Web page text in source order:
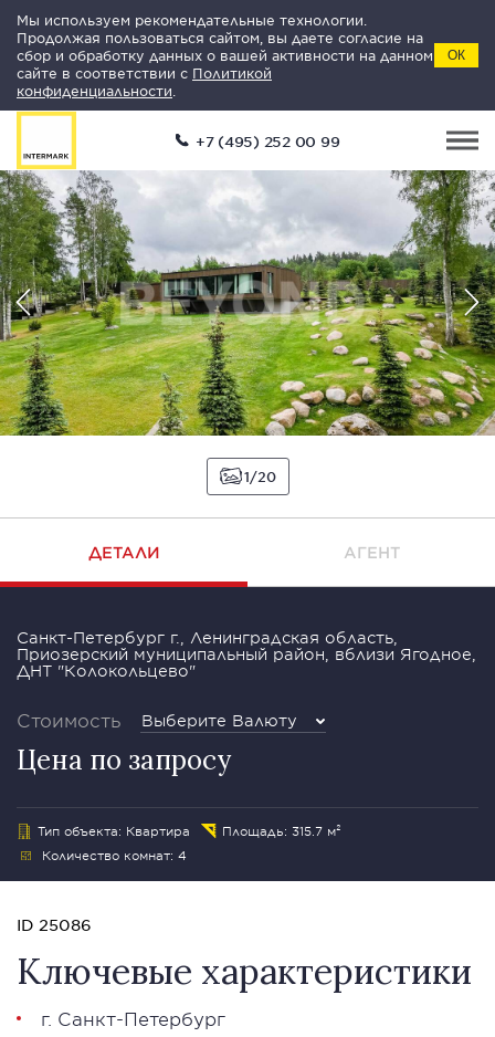
Мы используем рекомендательные технологии.
Продолжая пользоваться сайтом, вы даете согласие на
сбор и обработку данных о вашей активности на данном
сайте в соответствии с Политикой
конфиденциальности
ОК
+7 (495) 252 00 99
1 20
ДЕТАЛИ АГЕНТ
Санкт-Петербург г., Ленинградская область,
Приозерский муниципальный район, вблизи Ягодное,
ДНТ "Колокольцево"
Стоимость Выберите Валюту
Цена по запросу
Тип объекта: Квартира
Площадь: 315.7 м²
Количество комнат: 4
ID 25086
Ключевые характеристики
г. Санкт-Петербург